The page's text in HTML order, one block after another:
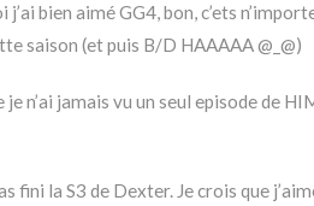
bien aimé GG4, bon, c’ets
saison (et puis B/D HAAAAA @_@)
n’ai jamais vu un seul episode de
fini la S3 de Dexter. Je crois que